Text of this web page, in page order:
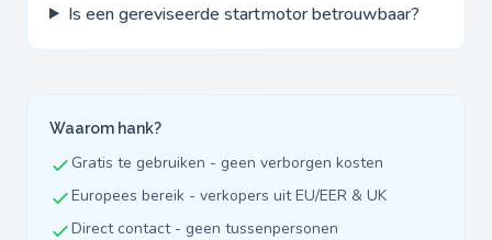
Is een gereviseerde startmotor betrouwbaar?
Waarom hank?
Gratis te gebruiken - geen verborgen kosten
Europees bereik - verkopers uit EU/EER & UK
Direct contact - geen tussenpersonen